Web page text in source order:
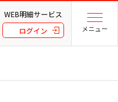
WEB明細サービス
ログイン
メニュー